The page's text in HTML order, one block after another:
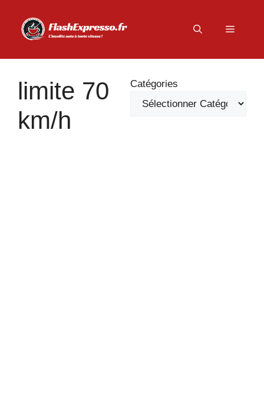
contenu
Menu
limite 70
km/h
Catégories